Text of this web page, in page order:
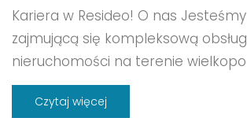
Kariera w Resideo! O nas
zajmującą się kompleksową
nieruchomości na terenie
ponad 15 lat temu rozpoczęliśmy
pod naszą opieką mieliśmy
Czytaj więcej